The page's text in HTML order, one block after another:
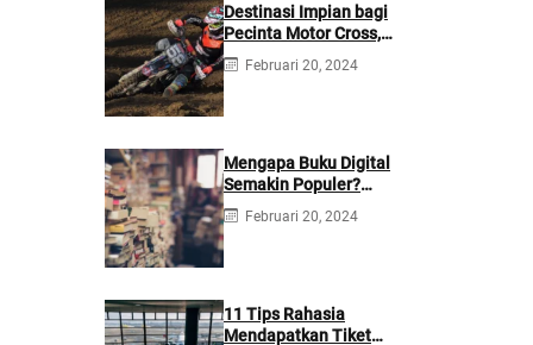
Destinasi Impian bagi
Pecinta Motor Cross,
Menaklukkan Sirkuit-
Sirkuit Terbaik Dunia
Februari 20, 2024
Mengapa Buku Digital
Semakin Populer?
Meninjau Fenomena
Literasi di Era Digital
Februari 20, 2024
11 Tips Rahasia
Mendapatkan Tiket